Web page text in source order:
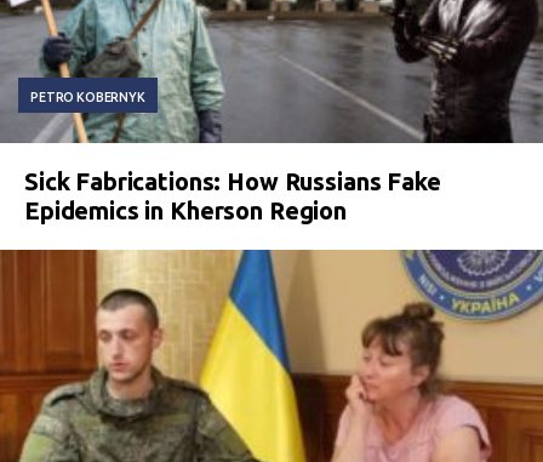
PETRO KOBERNYK
Sick Fabrications: How Russians Fake
Epidemics in Kherson Region